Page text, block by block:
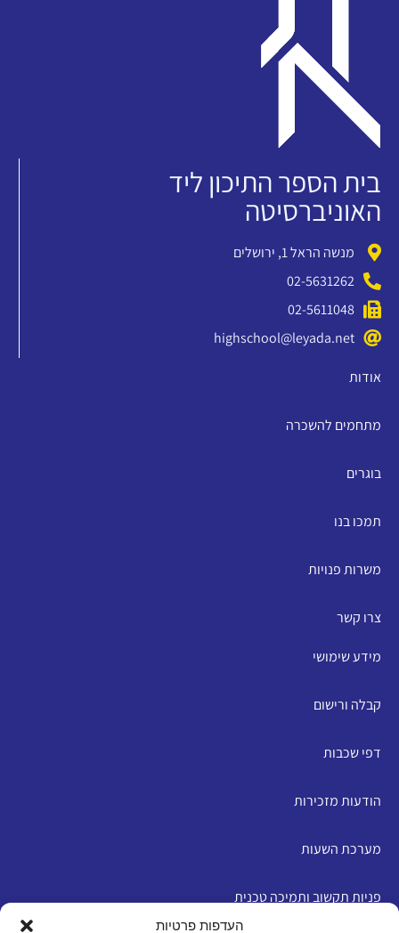
העדפות פרטיות
בית הספר התיכון ליד
האוניברסיטה
מנשה הראל 1, ירושלים
02-5631262
02-5611048
highschool@leyada.net
אודות
מתחמים להשכרה
בוגרים
תמכו בנו
משרות פנויות
צרו קשר
מידע שימושי
קבלה ורישום
דפי שכבות
הודעות מזכירות
מערכת השעות
פניות תקשוב ותמיכה טכנית